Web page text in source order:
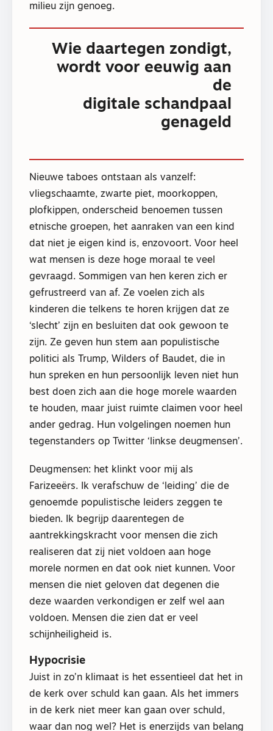
milieu zijn genoeg.
Wie daartegen zondigt,
wordt voor eeuwig aan
de
digitale schandpaal
genageld
Nieuwe taboes ontstaan als vanzelf:
vliegschaamte, zwarte piet, moorkoppen,
plofkippen, onderscheid benoemen tussen
etnische groepen, het aanraken van een kind
dat niet je eigen kind is, enzovoort. Voor heel
wat mensen is deze hoge moraal te veel
gevraagd. Sommigen van hen keren zich er
gefrustreerd van af. Ze voelen zich als
kinderen die telkens te horen krijgen dat ze
‘slecht’ zijn en besluiten dat ook gewoon te
zijn. Ze geven hun stem aan populistische
politici als Trump, Wilders of Baudet, die in
hun spreken en hun persoonlijk leven niet hun
best doen zich aan die hoge morele waarden
te houden, maar juist ruimte claimen voor heel
ander gedrag. Hun volgelingen noemen hun
tegenstanders op Twitter ‘linkse deugmensen’.
Deugmensen: het klinkt voor mij als
Farizeeërs. Ik verafschuw de ‘leiding’ die de
genoemde populistische leiders zeggen te
bieden. Ik begrijp daarentegen de
aantrekkingskracht voor mensen die zich
realiseren dat zij niet voldoen aan hoge
morele normen en dat ook niet kunnen. Voor
mensen die niet geloven dat degenen die
deze waarden verkondigen er zelf wel aan
voldoen. Mensen die zien dat er veel
schijnheiligheid is.
Hypocrisie
Juist in zo’n klimaat is het essentieel dat het in
de kerk over schuld kan gaan. Als het immers
in de kerk niet meer kan gaan over schuld,
waar dan nog wel? Het is enerzijds van belang